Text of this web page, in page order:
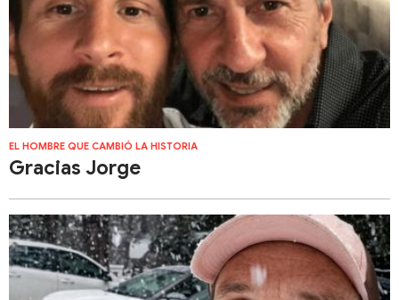
EL HOMBRE QUE CAMBIÓ LA HISTORIA
Gracias Jorge